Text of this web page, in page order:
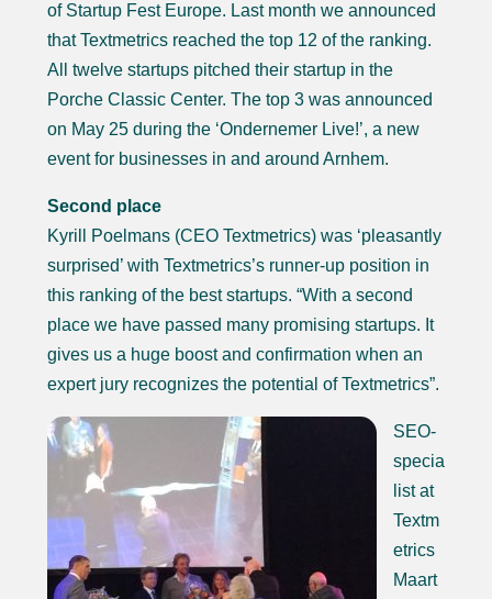
of Startup Fest Europe. Last month we announced
that Textmetrics reached the top 12 of the ranking.
All twelve startups pitched their startup in the
Porche Classic Center. The top 3 was announced
on May 25 during the ‘Ondernemer Live!’, a new
event for businesses in and around Arnhem.
Second place
Kyrill Poelmans (CEO Textmetrics) was ‘pleasantly
surprised’ with Textmetrics’s runner-up position in
this ranking of the best startups. “With a second
place we have passed many promising startups. It
gives us a huge boost and confirmation when an
expert jury recognizes the potential of Textmetrics”.
SEO-
specia
list at
Textm
etrics
Maart